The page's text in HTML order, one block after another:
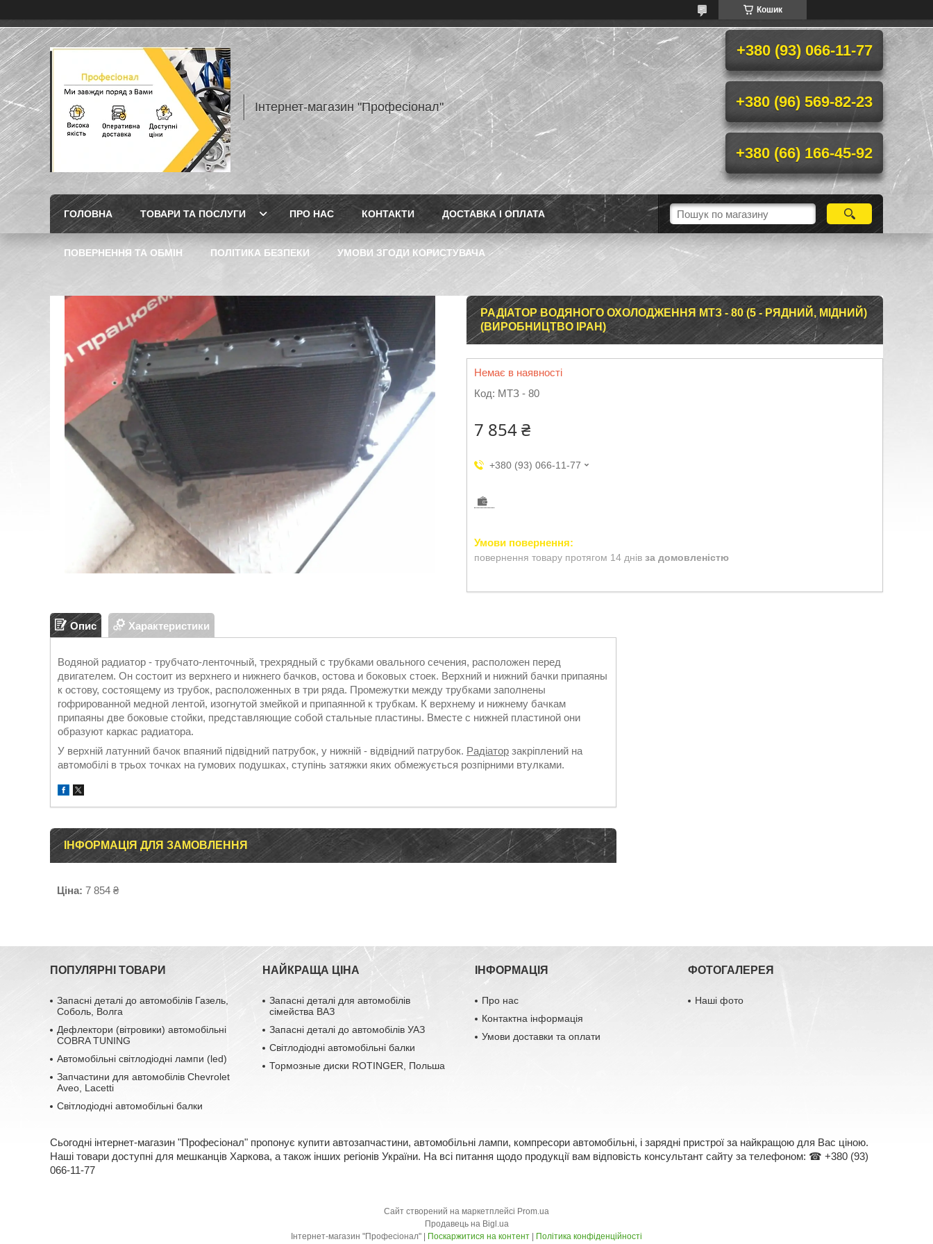
Кошик
Інтернет-магазин "Професіонал"
+380 (93) 066-11-77
+380 (96) 569-82-23
+380 (66) 166-45-92
ГОЛОВНА ТОВАРИ ТА ПОСЛУГИ ПРО НАС КОНТАКТИ ДОСТАВКА І ОПЛАТА
ПОВЕРНЕННЯ ТА ОБМІН ПОЛІТИКА БЕЗПЕКИ УМОВИ ЗГОДИ КОРИСТУВАЧА
РАДІАТОР ВОДЯНОГО ОХОЛОДЖЕННЯ МТЗ - 80 (5 - РЯДНИЙ, МІДНИЙ)
(ВИРОБНИЦТВО ІРАН)
Немає в наявності
Код: МТЗ - 80
7 854 ₴
+380 (93) 066-11-77
повернення товару протягом 14 днів за домовленістю
Опис Характеристики
Водяной радиатор - трубчато-ленточный, трехрядный с трубками овального сечения, расположен перед
двигателем. Он состоит из верхнего и нижнего бачков, остова и боковых стоек. Верхний и нижний бачки припаяны
к остову, состоящему из трубок, расположенных в три ряда. Промежутки между трубками заполнены
гофрированной медной лентой, изогнутой змейкой и припаянной к трубкам. К верхнему и нижнему бачкам
припаяны две боковые стойки, представляющие собой стальные пластины. Вместе с нижней пластиной они
образуют каркас радиатора.
У верхній латунний бачок впаяний підвідний патрубок, у нижній - відвідний патрубок. Радіатор закріплений на
автомобілі в трьох точках на гумових подушках, ступінь затяжки яких обмежується розпірними втулками.
ІНФОРМАЦІЯ ДЛЯ ЗАМОВЛЕННЯ
Ціна: 7 854 ₴
ПОПУЛЯРНІ ТОВАРИ
Запасні деталі до автомобілів Газель,
Соболь, Волга
Дефлектори (вітровики) автомобільні
COBRA TUNING
Автомобільні світлодіодні лампи (led)
Запчастини для автомобілів Chevrolet
Aveo, Lacetti
Світлодіодні автомобільні балки
НАЙКРАЩА ЦІНА
Запасні деталі для автомобілів
сімейства ВАЗ
Запасні деталі до автомобілів УАЗ
Світлодіодні автомобільні балки
Тормозные диски ROTINGER, Польша
ІНФОРМАЦІЯ
Про нас
Контактна інформація
Умови доставки та оплати
ФОТОГАЛЕРЕЯ
Наші фото
Сьогодні інтернет-магазин "Професіонал" пропонує купити автозапчастини, автомобільні лампи, компресори автомобільні, і зарядні пристрої за найкращою для Вас ціною.
Наші товари доступні для мешканців Харкова, а також інших регіонів України. На всі питання щодо продукції вам відповість консультант сайту за телефоном: ☎ +380 (93)
066-11-77
Сайт створений на маркетплейсі Prom.ua
Продавець на Bigl.ua
Поскаржитися на контент Політика конфіденційності